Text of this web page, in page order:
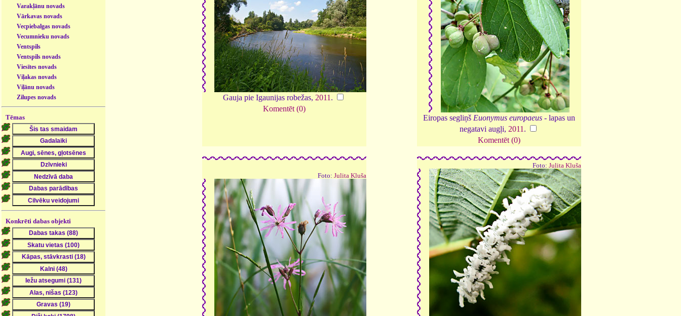
Varakļānu novads
Vārkavas novads
Vecpiebalgas novads
Vecumnieku novads
Ventspils
Ventspils novads
Viesītes novads
Viļakas novads
Viļānu novads
Zilupes novads
Tēmas
Konkrēti dabas objekti
Gauja pie Igaunijas robežas, 2011 .
Komentēt (0)
Eiropas segliņš Euonymus europaeus- lapas un
negatavi augļi, 2011 .
Komentēt (0)
Foto: Julita Kluša
Foto: Julita Kluša